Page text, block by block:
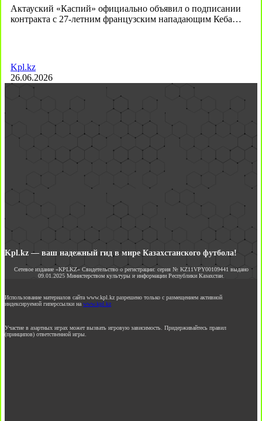
Актауский «Каспий» официально объявил о подписании
контракта с 27-летним французским нападающим Кеба…
Kpl.kz
26.06.2026
Kpl.kz — ваш надежный гид в мире Казахстанского футбола!
Сетевое издание «KPLKZ» Свидетельство о регистрации: серия № KZ11VPY00109441 выдано
09.01.2025 Министерством культуры и информации Республики Казахстан.
Использование материалов сайта www.kpl.kz разрешено только с размещением активной
индексируемой гиперссылки на www.kpl.kz
Участие в азартных играх может вызвать игровую зависимость. Придерживайтесь правил
(принципов) ответственной игры.